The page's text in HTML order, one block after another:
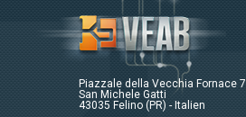
Piazzale della Vecchia Fornace 7
San Michele Gatti
43035 Felino (PR) - Italien